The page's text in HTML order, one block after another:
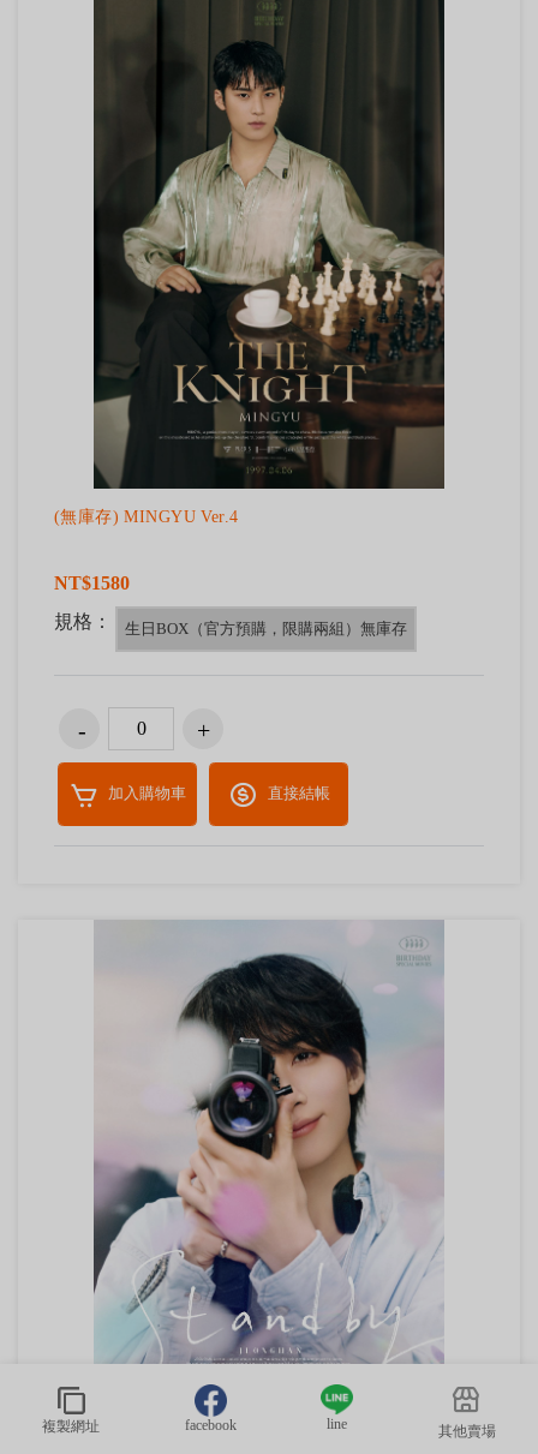
複製網址 facebook line 其他賣場
(無庫存) MINGYU Ver.4
NT$1580
規格：
生日BOX（官方預購，限購兩組）無庫存
加入購物車 直接結帳